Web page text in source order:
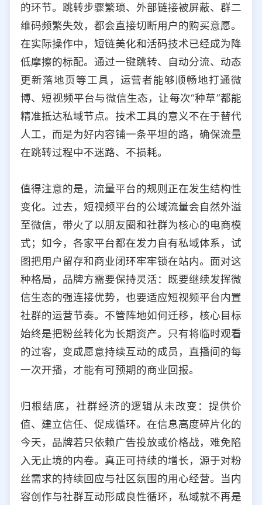
的环节。跳转步骤繁琐、外部链接被屏蔽、群二
维码频繁失效，都会直接切断用户的购买意愿。
在实际操作中，短链美化和活码技术已经成为降
低摩擦的标配。通过一键跳转、自动分流、动态
更新落地页等工具，运营者能够顺畅地打通微
博、短视频平台与微信生态，让每次“种草”都能
精准抵达私域节点。技术工具的意义不在于替代
人工，而是为好内容铺一条平坦的路，确保流量
在跳转过程中不迷路、不损耗。
值得注意的是，流量平台的规则正在发生结构性
变化。过去，短视频平台的公域流量会自然外溢
至微信，带火了以朋友圈和社群为核心的电商模
式；如今，各家平台都在发力自有私域体系，试
图把用户留存和商业闭环牢牢锁在站内。面对这
种格局，品牌方需要保持灵活：既要继续发挥微
信生态的强连接优势，也要适应短视频平台内置
社群的运营节奏。不管阵地如何迁移，核心目标
始终是把粉丝转化为长期资产。只有将临时观看
的过客，变成愿意持续互动的成员，直播间的每
一次开播，才能有可预期的商业回报。
归根结底，社群经济的逻辑从未改变：提供价
值、建立信任、促成循环。在信息高度碎片化的
今天，品牌若只依赖广告投放或价格战，难免陷
入无止境的内卷。真正可持续的增长，源于对粉
丝需求的持续回应与社区氛围的用心经营。当内
容创作与社群互动形成良性循环，私域就不再是